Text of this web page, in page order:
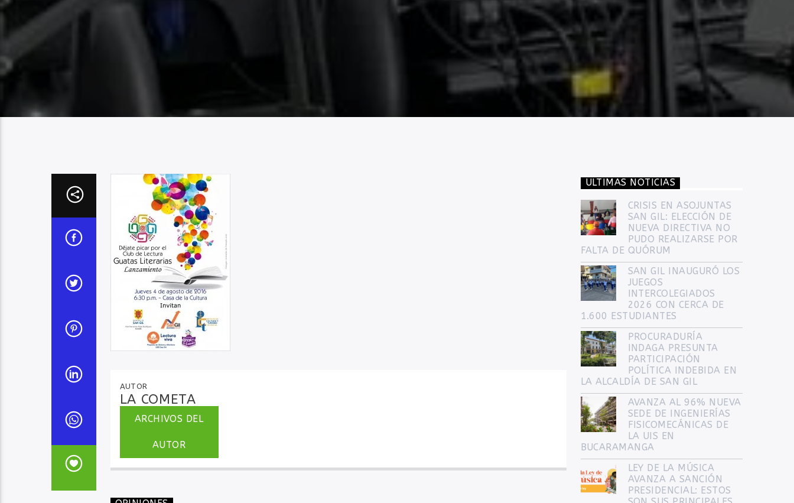
AUTOR
LA COMETA
ARCHIVOS DEL
AUTOR
ULTIMAS NOTICIAS
CRISIS EN ASOJUNTAS
SAN GIL: ELECCIÓN DE
NUEVA DIRECTIVA NO
PUDO REALIZARSE POR
FALTA DE QUÓRUM
SAN GIL INAUGURÓ LOS
JUEGOS
INTERCOLEGIADOS
2026 CON CERCA DE
1.600 ESTUDIANTES
PROCURADURÍA
INDAGA PRESUNTA
PARTICIPACIÓN
POLÍTICA INDEBIDA EN
LA ALCALDÍA DE SAN GIL
AVANZA AL 96% NUEVA
SEDE DE INGENIERÍAS
FISICOMECÁNICAS DE
LA UIS EN
BUCARAMANGA
LEY DE LA MÚSICA
AVANZA A SANCIÓN
PRESIDENCIAL: ESTOS